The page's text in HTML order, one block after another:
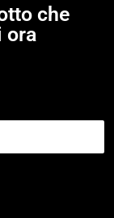
che
ora